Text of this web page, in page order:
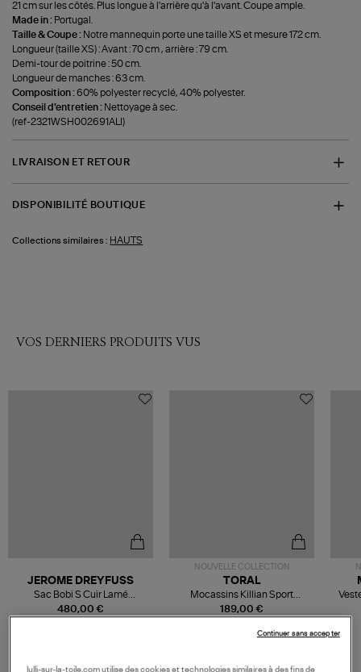
21 cm sur les côtés. Plus longue à l'arrière qu'à l'avant. Coupe ample.
Made in : Portugal.
Taille & Coupe : Notre mannequin porte une taille XS et mesure 172 cm.
Longueur (taille XS) : Avant : 70 cm , arrière : 79 cm.
Demi-tour de poitrine : 50 cm.
Longueur de manches : 63 cm.
Composition :60% polyester recyclé, 40% polyester.
Conseil d'entretien : Nettoyage à sec.
(ref-2321WSH002691ALI)
LIVRAISON ET RETOUR
DISPONIBILITÉ BOUTIQUE
Collections similaires : HAUTS
VOS DERNIERS PRODUITS VUS
480,00 €
JEROME DREYFUSS
Sac Bobi S Cuir Lamé
Champagne
NOUVELLE COLLECTION
189,00 €
TORAL
Mocassins Killian Sport
Mousse
lulli-sur-la-toile.com utilise des cookies et technologies similaires à des fins de
Continuer sans accepter